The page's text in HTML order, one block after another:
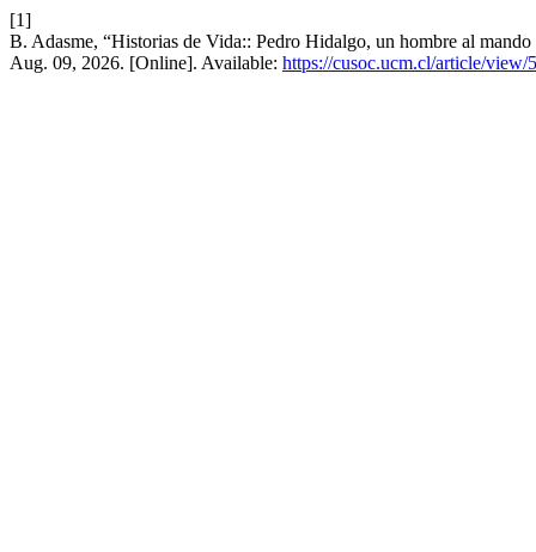
[1]
B. Adasme, “Historias de Vida:: Pedro Hidalgo, un hombre al
Aug. 09, 2026. [Online]. Available: https://cusoc.ucm.cl/article/view/